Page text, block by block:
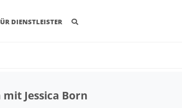
DIENSTLEISTER
Jessica Born